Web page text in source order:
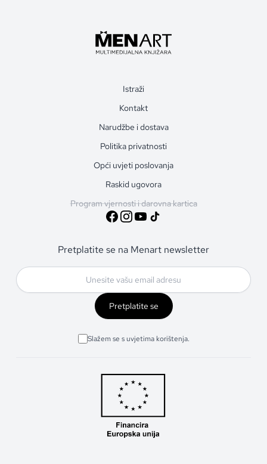
Istraži
Kontakt
Narudžbe i dostava
Politika privatnosti
Opći uvjeti poslovanja
Raskid ugovora
Program vjernosti i darovna kartica
Pretplatite se na Menart newsletter
Pretplatite se
Slažem se s uvjetima korištenja.